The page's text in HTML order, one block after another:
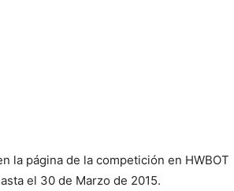
la página de la competición en HWBOT
el 30 de Marzo de 2015.